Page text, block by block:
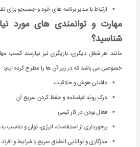
ارتباط با مدیر برنامه های خود و جستجو
مهارت و توانمندی های مورد
شناسید؟
مانند هر شغل دیگری، بازیگری نیز نیازمند کسب
خصوصی می باشد که در زیر آن ها را مطرح کرده ایم:
داشتن هوش و خلاقیت
درک روند فیلمنامه و حفظ کردن سریع آن
فعال بودن در کار تیمی
برخورداری از استقامت، انرژی، توان و تناسب
سازگاری و توانایی انطباق سریع با شرایط و افراد